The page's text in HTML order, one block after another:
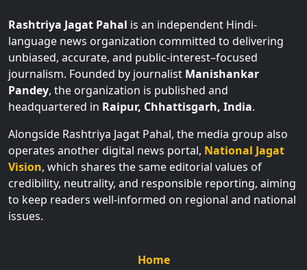
Rashtriya Jagat Pahal is an independent Hindi-
language news organization committed to delivering
unbiased, accurate, and public-interest–focused
journalism. Founded by journalist Manishankar
Pandey, the organization is published and
headquartered in Raipur, Chhattisgarh, India.
Alongside Rashtriya Jagat Pahal, the media group also
operates another digital news portal, National Jagat
Vision, which shares the same editorial values of
credibility, neutrality, and responsible reporting, aiming
to keep readers well-informed on regional and national
issues.
Home